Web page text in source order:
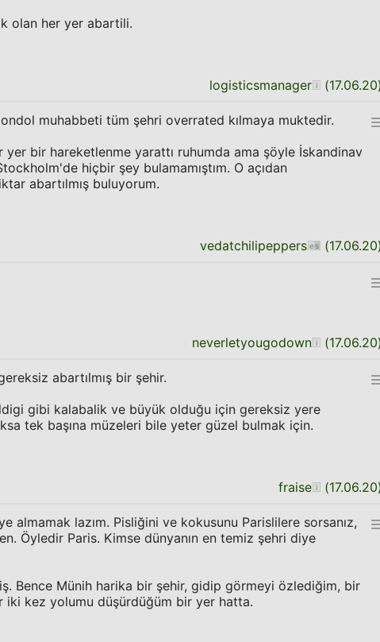
olan her yer abartili.
logisticsmanager (17.06.20
muhabbeti tüm şehri overrated kılmaya muktedir.
bir hareketlenme yarattı ruhumda ama şöyle İskandinav
hiçbir şey bulamamıştım. O açıdan
abartılmış buluyorum.
vedatchilipeppers (17.06.20
neverletyougodown (17.06.20
abartılmış bir şehir.
gibi kalabalik ve büyük olduğu için gereksiz yere
tek başına müzeleri bile yeter güzel bulmak için.
fraise (17.06.20
almamak lazım. Pisliğini ve kokusunu Parislilere sorsanız,
Öyledir Paris. Kimse dünyanın en temiz şehri diye
Bence Münih harika bir şehir, gidip görmeyi özlediğim, bir
iki kez yolumu düşürdüğüm bir yer hatta.